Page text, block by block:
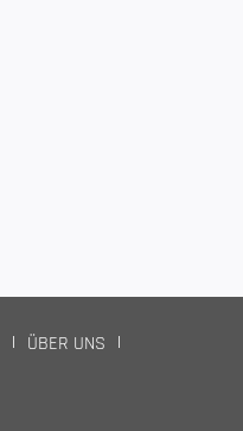
ÜBER UNS